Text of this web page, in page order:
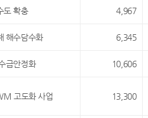
도 확충 4,967
해수담수화 6,345
급안정화 10,606
고도화 사업 13,300